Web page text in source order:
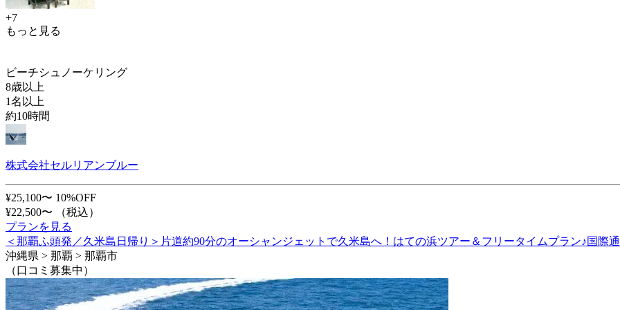
+7
もっと見る
ビーチシュノーケリング
8歳以上
1名以上
約10時間
株式会社セルリアンブルー
¥25,100〜 10%OFF
¥22,500〜
（税込）
プランを見る
＜那覇ふ頭発／久米島日帰り＞片道約90分のオーシャンジェットで久米島へ！はての浜ツアー＆フリータイムプラン♪国際通
沖縄県 > 那覇 > 那覇市
（口コミ募集中）